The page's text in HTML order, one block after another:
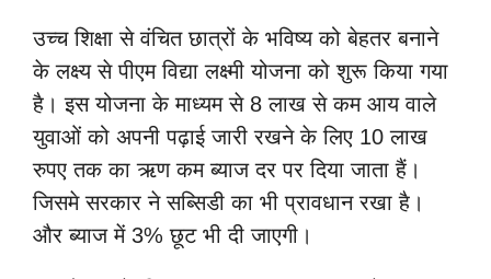
उच्च शिक्षा से वंचित छात्रों के भविष्य को बेहतर बनाने
के लक्ष्य से पीएम विद्या लक्ष्मी योजना को शुरू किया गया
है। इस योजना के माध्यम से 8 लाख से कम आय वाले
युवाओं को अपनी पढ़ाई जारी रखने के लिए 10 लाख
रुपए तक का ऋण कम ब्याज दर पर दिया जाता हैं।
जिसमे सरकार ने सब्सिडी का भी प्रावधान रखा है।
और ब्याज में 3% छूट भी दी जाएगी।